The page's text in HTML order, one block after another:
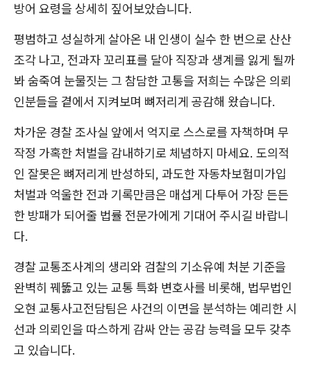
방어 요령을 상세히 짚어보았습니다.
평범하고 성실하게 살아온 내 인생이 실수 한 번으로 산산
조각 나고, 전과자 꼬리표를 달아 직장과 생계를 잃게 될까
봐 숨죽여 눈물짓는 그 참담한 고통을 저희는 수많은 의뢰
인분들을 곁에서 지켜보며 뼈저리게 공감해 왔습니다.
차가운 경찰 조사실 앞에서 억지로 스스로를 자책하며 무
작정 가혹한 처벌을 감내하기로 체념하지 마세요. 도의적
인 잘못은 뼈저리게 반성하되, 과도한 자동차보험미가입
처벌과 억울한 전과 기록만큼은 매섭게 다투어 가장 든든
한 방패가 되어줄 법률 전문가에게 기대어 주시길 바랍니
다.
경찰 교통조사계의 생리와 검찰의 기소유예 처분 기준을
완벽히 꿰뚫고 있는 교통 특화 변호사를 비롯해, 법무법인
오현 교통사고전담팀은 사건의 이면을 분석하는 예리한 시
선과 의뢰인을 따스하게 감싸 안는 공감 능력을 모두 갖추
고 있습니다.